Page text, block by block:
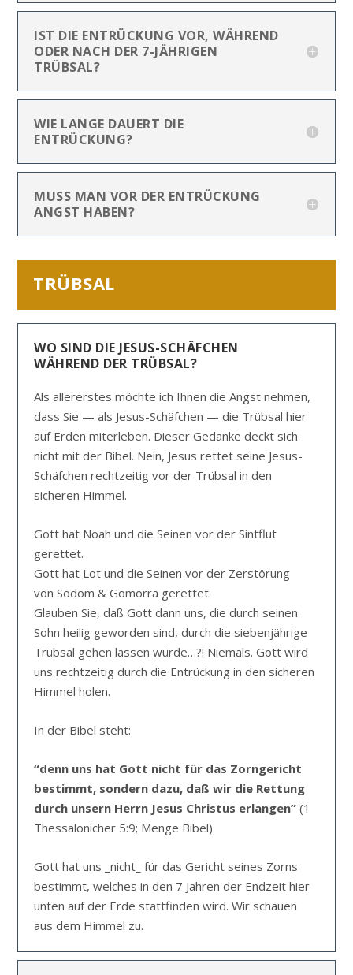
IST DIE ENTRÜCKUNG VOR, WÄHREND
ODER NACH DER 7-JÄHRIGEN
TRÜBSAL?
WIE LANGE DAUERT DIE
ENTRÜCKUNG?
MUSS MAN VOR DER ENTRÜCKUNG
ANGST HABEN?
TRÜBSAL
WO SIND DIE JESUS-SCHÄFCHEN
WÄHREND DER TRÜBSAL?
Als allererstes möchte ich Ihnen die Angst nehmen,
dass Sie — als Jesus-Schäfchen — die Trübsal hier
auf Erden miterleben. Dieser Gedanke deckt sich
nicht mit der Bibel. Nein, Jesus rettet seine Jesus-
Schäfchen rechtzeitig vor der Trübsal in den
sicheren Himmel.
Gott hat Noah und die Seinen vor der Sintflut
gerettet.
Gott hat Lot und die Seinen vor der Zerstörung
von Sodom & Gomorra gerettet.
Glauben Sie, daß Gott dann uns, die durch seinen
Sohn heilig geworden sind, durch die siebenjährige
Trübsal gehen lassen würde…?! Niemals. Gott wird
uns rechtzeitig durch die Entrückung in den sicheren
Himmel holen.
In der Bibel steht:
“denn uns hat Gott nicht für das Zorngericht
bestimmt, sondern dazu, daß wir die Rettung
durch unsern Herrn Jesus Christus erlangen” (1
Thessalonicher 5:9; Menge Bibel)
Gott hat uns _nicht_ für das Gericht seines Zorns
bestimmt, welches in den 7 Jahren der Endzeit hier
unten auf der Erde stattfinden wird. Wir schauen
aus dem Himmel zu.